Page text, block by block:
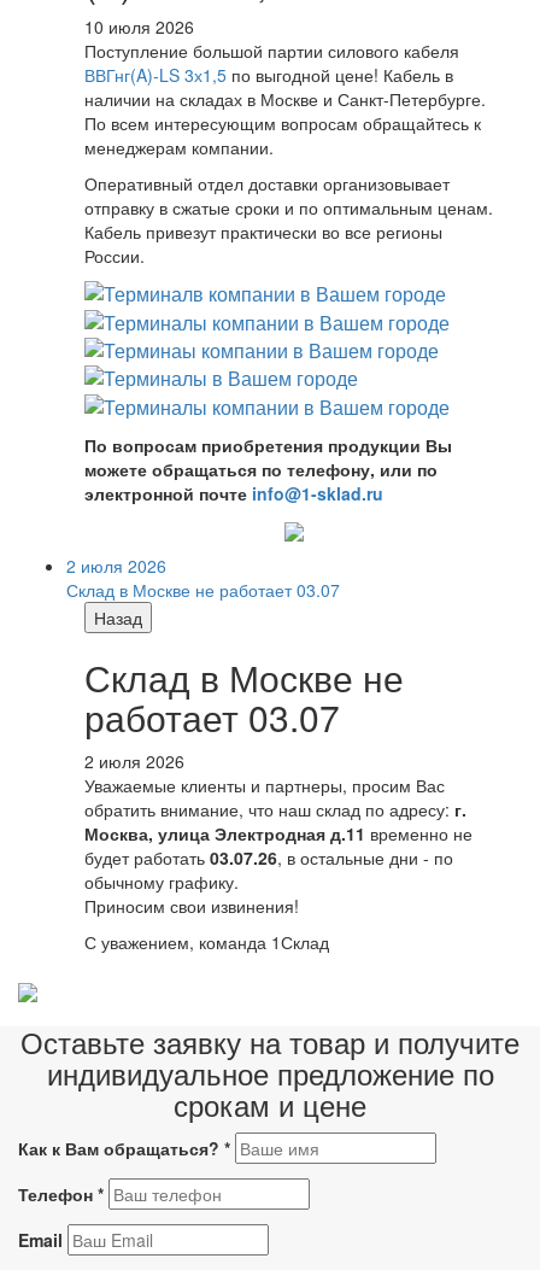
10 июля 2026
Поступление большой партии силового кабеля
ВВГнг(A)-LS 3х1,5 по выгодной цене! Кабель в
наличии на складах в Москве и Санкт-Петербурге.
По всем интересующим вопросам обращайтесь к
менеджерам компании.
Оперативный отдел доставки организовывает
отправку в сжатые сроки и по оптимальным ценам.
Кабель привезут практически во все регионы
России.
По вопросам приобретения продукции Вы
можете обращаться по телефону, или по
электронной почте info@1-sklad.ru
2 июля 2026
Склад в Москве не работает 03.07
Назад
Склад в Москве не
работает 03.07
2 июля 2026
Уважаемые клиенты и партнеры, просим Вас
обратить внимание, что наш склад по адресу: г.
Москва, улица Электродная д.11 временно не
будет работать 03.07.26, в остальные дни - по
обычному графику.
Приносим свои извинения!
С уважением, команда 1Склад
Оставьте заявку на товар и получите
индивидуальное предложение по
срокам и цене
Как к Вам обращаться? *
Телефон *
Email